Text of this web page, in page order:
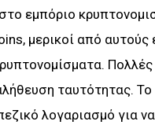
εμπόριο
μερικοί από
ταυτότητας.
λογαριασμό για